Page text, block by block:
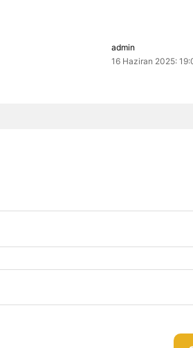
admin
16 Haziran 2025: